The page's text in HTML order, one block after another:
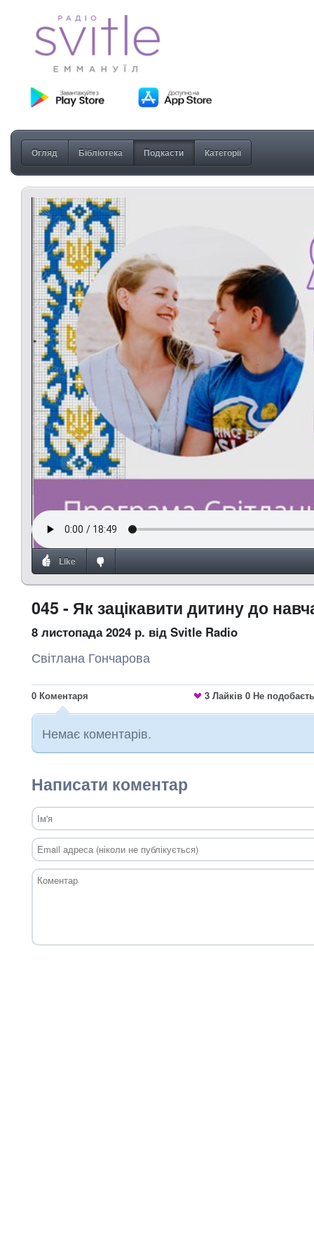
Огляд Бібліотека Подкасти Категорії
Like
045 - Як зацікавити дитину до
8 листопада 2024 р. від Svitle Radio
Світлана Гончарова
3 Лайків 0 Не
0 Коментаря
Немає коментарів.
Написати коментар